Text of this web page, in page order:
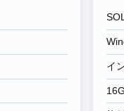
イ